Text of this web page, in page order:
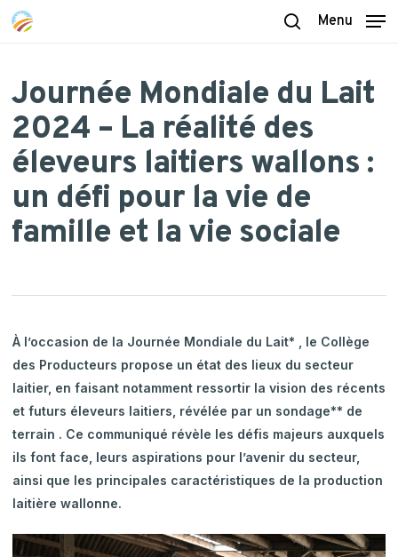
Skip
content
Menu
Journée Mondiale du Lait
2024 – La réalité des
éleveurs laitiers wallons :
un défi pour la vie de
famille et la vie sociale
À l’occasion de la Journée Mondiale du Lait* , le Collège
des Producteurs propose un état des lieux du secteur
laitier, en faisant notamment ressortir la vision des récents
et futurs éleveurs laitiers, révélée par un sondage** de
terrain . Ce communiqué révèle les défis majeurs auxquels
ils font face, leurs aspirations pour l’avenir du secteur,
ainsi que les principales caractéristiques de la production
laitière wallonne.